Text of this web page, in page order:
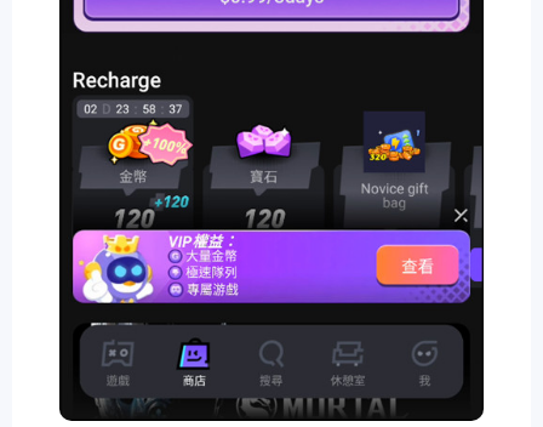
小游戏恋爱养成沙盒模组up主自制赛车竞速策略塔防
冒险解谜 街机格斗 模拟经营 音乐游戏 单机游戏
系统工具 影音播放 游戏辅助摄影美颜办公商务 旅游出行 金融理财